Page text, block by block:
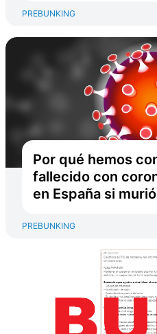
PREBUNKING
Por qué hemos
fallecido con
en España si
PREBUNKING